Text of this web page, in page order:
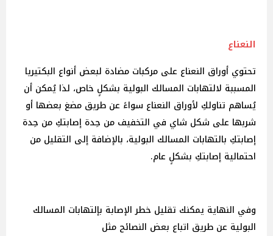
النعناع
تحتوي أوراق النعناع على مركبات مضادة لبعض أنواع البكتيريا
المسببة لالتهابات المسالك البولية بشكلٍ خاص، لذا يُمكن أن
يُساهم تناولكِ لأوراق النعناع سواءً عن طريق مضغ بعضها أو
شربها على شكل شاي في التخفيف من حِدة إصابتكِ من حِدة
إصابتكِ بالتهابات المسالك البولية، بالإضافة إلى التقليل من
احتمالية إصابتكِ بشكلٍ عام.
وفي النهاية يمكنك تقليل خطر الإصابة بإلتهابات المسالك
البولية عن طريق اتباع بعض النصائح مثل